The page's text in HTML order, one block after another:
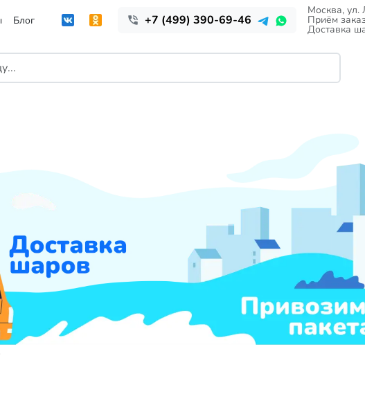
Блог +7 (499) 390-69-46
Москва, ул.
Приём
Доставка